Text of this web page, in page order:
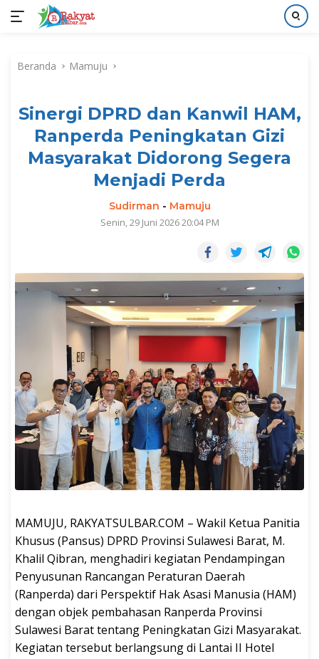
kontenBeranda Mamuju
Sinergi DPRD dan Kanwil HAM,
Ranperda Peningkatan Gizi
Masyarakat Didorong Segera
Menjadi Perda
Sudirman - Mamuju
Senin, 29 Juni 2026 20:04 PM
MAMUJU, RAKYATSULBAR.COM – Wakil Ketua Panitia
Khusus (Pansus) DPRD Provinsi Sulawesi Barat, M.
Khalil Qibran, menghadiri kegiatan Pendampingan
Penyusunan Rancangan Peraturan Daerah
(Ranperda) dari Perspektif Hak Asasi Manusia (HAM)
dengan objek pembahasan Ranperda Provinsi
Sulawesi Barat tentang Peningkatan Gizi Masyarakat.
Kegiatan tersebut berlangsung di Lantai II Hotel